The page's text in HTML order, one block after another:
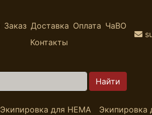
Заказ Доставка Оплата ЧаВО
Контакты
Экипировка для HEMA